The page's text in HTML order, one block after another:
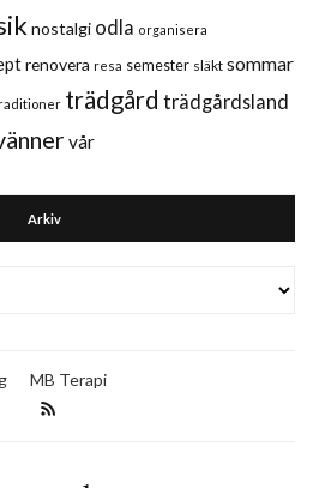
nostalgi odla organisera
renovera resa semester släkt sommar
trädgård trädgårdsland
vår
Arkiv
MB Terapi